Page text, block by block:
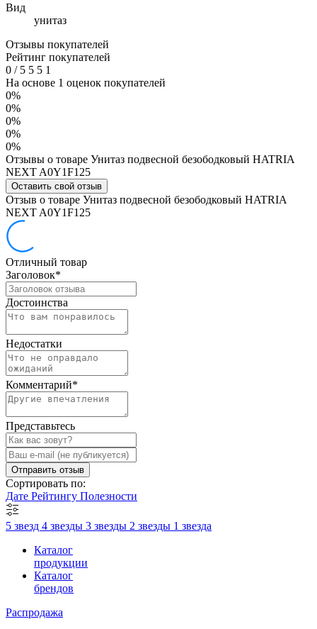
Вид
унитаз
Отзывы покупателей
Рейтинг покупателей
0 /5 5 5 1
На основе 1 оценок покупателей
0%
0%
0%
0%
0%
Отзывы о товаре Унитаз подвесной безободковый HATRIA
NEXT A0Y1F125
Оставить свой отзыв
Отзыв о товаре Унитаз подвесной безободковый HATRIA
NEXT A0Y1F125
Отличный товар
Заголовок*
Достоинства
Недостатки
Комментарий*
Представьтесь
Отправить отзыв
Сортировать по:
Дате Рейтингу Полезности
5 звезд 4 звезды 3 звезды 2 звезды 1 звезда
Каталог
продукции
Каталог
брендов
Распродажа